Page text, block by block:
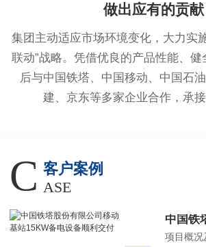
做出应有的贡献
集团主动适应市场环境变化，大力实
联动”战略。凭借优良的产品性能、
后与中国铁塔、中国移动、中国石
建、京东等多家企业合作，承接
C 客户案例
ASE
项目概况